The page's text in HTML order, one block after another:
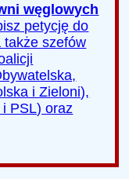
węglowych
petycję do
także szefów
i Zieloni),
PSL) oraz